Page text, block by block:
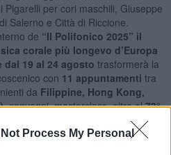
Not Process My Personal
per cori maschili, Giuseppe
Salerno e Città di Riccione.
de “Il Polifonico 2025” il
corale più longevo d’Europa
19 al 24 agosto trasformerà la
con 11 appuntamenti tra
da Filippine, Hong Kong,
, convegni, masterclass, oltre al73°
La
Ministero della Cultura,
Arezzo, Fondazione CR Firenze